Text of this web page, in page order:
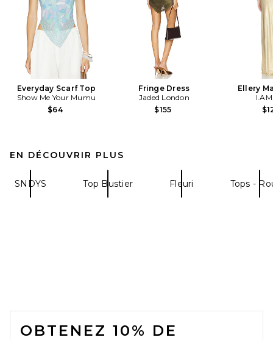
Everyday Scarf Top
Show Me Your Mumu
$64
Fringe Dress
Jaded London
$155
Ellery
EN DÉCOUVRIR PLUS
SNDYS Top Bustier Fleuri Tops -
FOOTER
OBTENEZ 10% DE